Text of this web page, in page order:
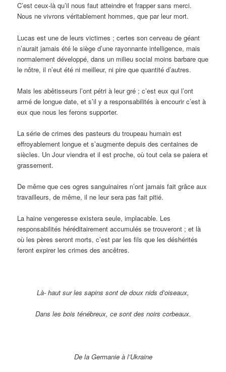
C’est ceux-là qu’il nous faut atteindre et frapper sans merci.
Nous ne vivrons véritablement hommes, que par leur mort.
Lucas est une de leurs victimes ; certes son cerveau de géant
n’aurait jamais été le siège d’une rayonnante intelligence, mais
normalement développé, dans un milieu social moins barbare que
le nôtre, il n’eut été ni meilleur, ni pire que quantité d’autres.
Mais les abêtisseurs l’ont pétri à leur gré ; c’est eux qui l’ont
armé de longue date, et s’il y a responsabilités à encourir c’est à
eux que nous les ferons supporter.
La série de crimes des pasteurs du troupeau humain est
effroyablement longue et s’augmente depuis des centaines de
siècles. Un Jour viendra et il est proche, où tout cela se paiera et
grassement.
De même que ces ogres sanguinaires n’ont jamais fait grâce aux
travailleurs, de même, il ne leur sera pas fait pitié.
La haine vengeresse existera seule, implacable. Les
responsabilités héréditairement accumulés se trouveront ; et là
où les pères seront morts, c’est par les fils que les déshérités
feront expirer les crimes des ancêtres.
Là- haut sur les sapins sont de doux nids d’oiseaux,
Dans les bois ténébreux, ce sont des noirs corbeaux.
De la Germanie à l’Ukraine